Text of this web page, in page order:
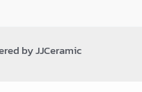
by JJCeramic